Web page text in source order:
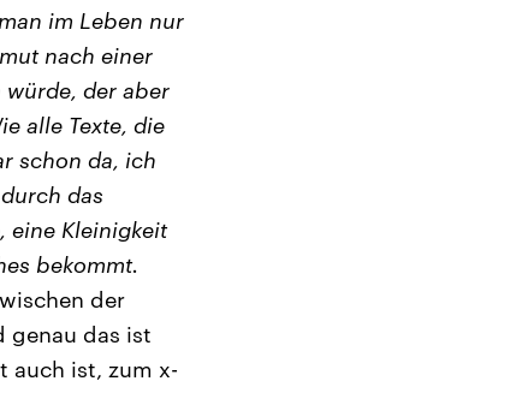
im Leben nur
nach einer
der aber
alle Texte, die
schon da, ich
das
eine Kleinigkeit
bekommt.
der
genau das ist
auch ist, zum x-